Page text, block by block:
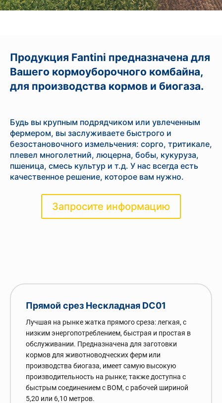
Продукция Fantini предназначена для
Вашего кормоуборочного комбайна,
для производства кормов и биогаза.
Будь вы крупным подрядчиком или увлеченным
фермером, вы заслуживаете быстрого и
безостановочного измельчения: сорго, тритикале,
плевел многолетний, люцерна, бобы, кукуруза,
пшеница, смесь культур и т.д. У нас всегда есть
качественное решение, которое вам нужно.
Запросите информацию
Прямой срез Нескладная DC01
Лучшая на рынке жатка прямого среза: легкая, с
низким энергопотреблением, быстрая и простая в
обслуживании. Предназначена для заготовки
кормов для животноводческих ферм или
производства биогаза, имеет самую высокую
производительность на рынке; также доступна с
быстрым соединением с ВОМ, с рабочей шириной
5,20 или 6,10 метров.